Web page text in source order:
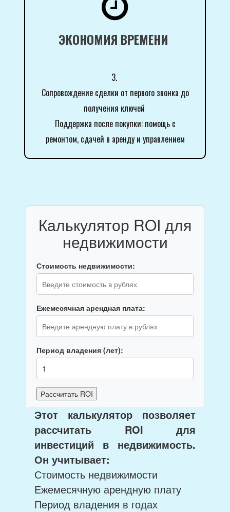

ЭКОНОМИЯ ВРЕМЕНИ
3.
Сопровождение сделки от первого звонка до
получения ключей
Поддержка после покупки: помощь с
ремонтом, сдачей в аренду и управлением
Калькулятор ROI для
недвижимости
Стоимость недвижимости:
Ежемесячная арендная плата:
Период владения (лет):
Рассчитать ROI
ROI:0%
Общий доход за период:
Чистый доход:0руб.
Этот калькулятор позволяет
рассчитать ROI для
инвестиций в недвижимость.
Он учитывает:
Стоимость недвижимости
Ежемесячную арендную плату
Период владения в годах